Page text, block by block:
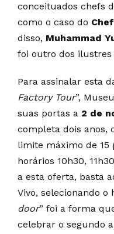
conceituados chefs
como o caso do C
disso, Muhammad
foi outro dos ilustres
Para assinalar esta
Factory Tour”,
suas portas a 2 de
completa dois anos,
limite máximo de 15
horários 10h30,
a esta oferta, basta
Vivo, selecionando o
door” foi a forma
celebrar o segundo